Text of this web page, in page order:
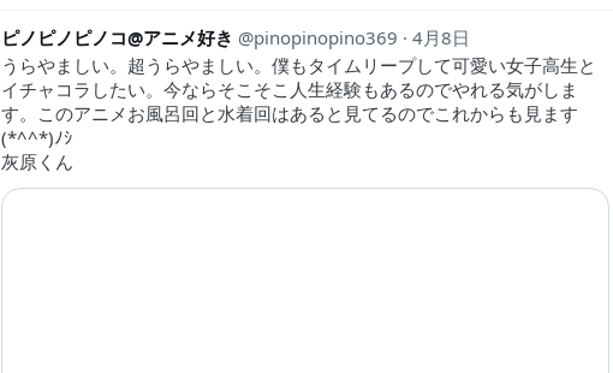
ピノピノピノコ@アニメ好き pinopinopino369
4月8日
うらやましい。超うらやましい。僕もタイムリープして可愛い女子高生と
イチャコラしたい。今ならそこそこ人生経験もあるのでやれる気がしま
す。このアニメお風呂回と水着回はあると見てるのでこれからも見ます
(*^^*)ﾉｼ
灰原くん